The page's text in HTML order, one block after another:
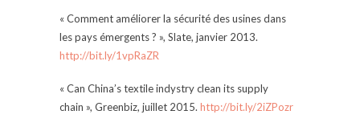
« Comment améliorer la sécurité des usines dans
les pays émergents ? », Slate, janvier 2013.
http://bit.ly/1vpRaZR
« Can China’s textile indystry clean its supply
chain », Greenbiz, juillet 2015. http://bit.ly/2iZPozr